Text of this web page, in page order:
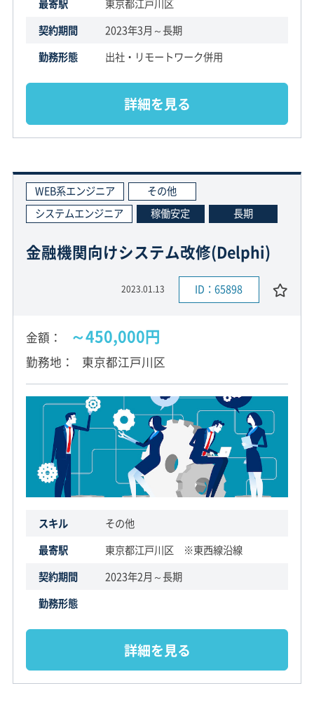
最寄駅
東京都江戸川区
契約期間
2023年3月～長期
勤務形態
出社・リモートワーク併用
詳細を見る
WEB系エンジニア
その他
システムエンジニア
稼働安定 長期
金融機関向けシステム改修(Delphi)
2023.01.13 ID：65898
金額 ～450,000円
勤務地 東京都江戸川区
スキル
その他
最寄駅
東京都江戸川区 ※東西線沿線
契約期間
2023年2月～長期
勤務形態
詳細を見る